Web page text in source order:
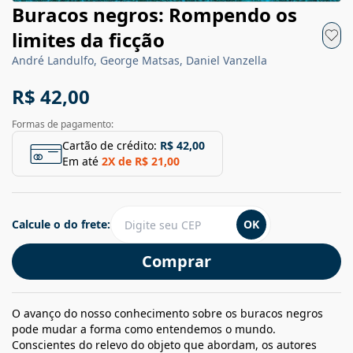
Buracos negros: Rompendo os
limites da ficção
André Landulfo, George Matsas, Daniel Vanzella
R$ 42,00
Formas de pagamento:
Cartão de crédito: R$ 42,00
Em até 2X de R$ 21,00
Comprar
Calcule o do frete: OK
O avanço do nosso conhecimento sobre os buracos negros
pode mudar a forma como entendemos o mundo.
Conscientes do relevo do objeto que abordam, os autores